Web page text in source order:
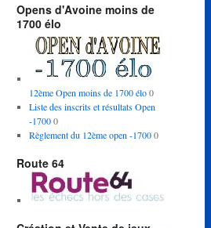
Opens d'Avoine moins de
1700 élo
12ème Open moins de 1700 élo0
Liste des inscrits et résultats Open
-17000
Règlement du 12ème open -17000
Route 64